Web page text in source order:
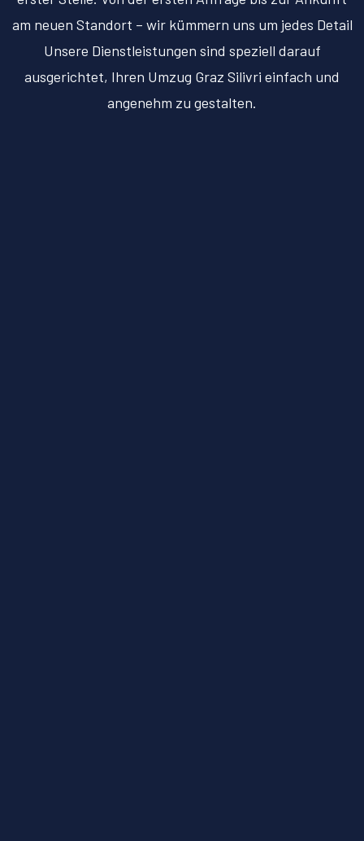
am neuen Standort – wir kümmern uns um jedes Detail
Unsere Dienstleistungen sind speziell darauf
ausgerichtet, Ihren Umzug Graz Silivri einfach und
angenehm zu gestalten.